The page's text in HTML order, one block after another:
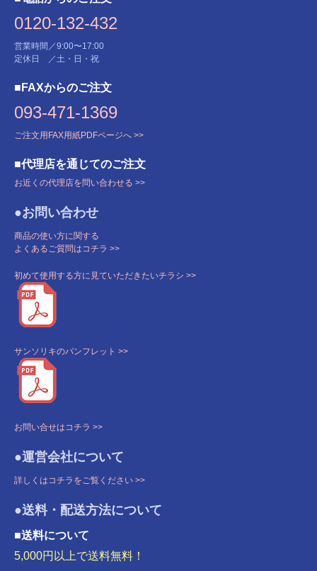
0120-132-432
営業時間／9:00〜17:00
定休日 ／土・日・祝
■FAXからのご注文
093-471-1369
ご注文用FAX用紙PDFページへ >>
■代理店を通じてのご注文
お近くの代理店を問い合わせる >>
●お問い合わせ
商品の使い方に関する
よくあるご質問はコチラ >>
初めて使用する方に見ていただきたいチラシ >>
サンソリキのパンフレット >>
お問い合せはコチラ >>
●運営会社について
詳しくはコチラをご覧ください >>
●送料・配送方法について
■送料について
5,000円以上で送料無料！